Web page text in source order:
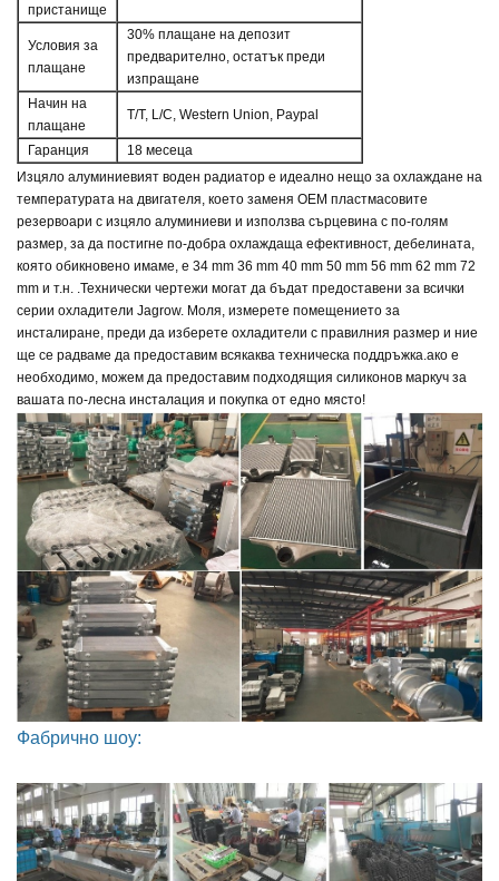
пристанище
Условия за
плащане
30% плащане на депозит
предварително, остатък преди
изпращане
Начин на
плащане
T/T, L/C, Western Union, Paypal
Гаранция
18 месеца
Изцяло алуминиевият воден радиатор е идеално нещо за охлаждане на
температурата на двигателя, което заменя OEM пластмасовите
резервоари с изцяло алуминиеви и използва сърцевина с по-голям
размер, за да постигне по-добра охлаждаща ефективност, дебелината,
която обикновено имаме, е 34 mm 36 mm 40 mm 50 mm 56 mm 62 mm 72
mm и т.н. .Технически чертежи могат да бъдат предоставени за всички
серии охладители Jagrow. Моля, измерете помещението за
инсталиране, преди да изберете охладители с правилния размер и ние
ще се радваме да предоставим всякаква техническа поддръжка.ако е
необходимо, можем да предоставим подходящия силиконов маркуч за
вашата по-лесна инсталация и покупка от едно място!
Фабрично шоу: